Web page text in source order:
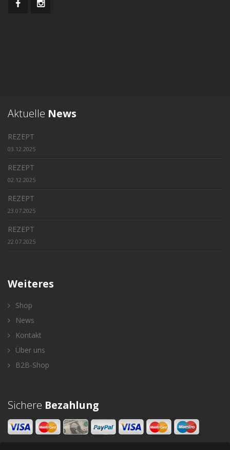
Aktuelle News
REZEPT
03.12.2025
REZEPT
02.12.2025
REZEPT
23.07.2025
REZEPT
22.07.2025
Weiteres
Shop
News
Kontakt
Über uns
B2B-Shop
Sichere Bezahlung